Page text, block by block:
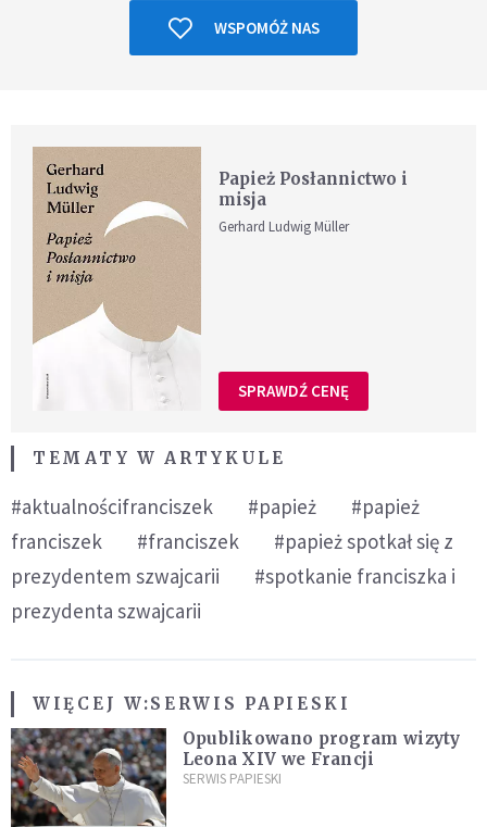
WSPOMÓŻ NAS
Papież Posłannictwo i
misja
Gerhard Ludwig Müller
SPRAWDŹ CENĘ
TEMATY W ARTYKULE
#aktualnościfranciszek #papież
#papież
franciszek
#franciszek
#papież spotkał się z
prezydentem szwajcarii
#spotkanie franciszka i
prezydenta szwajcarii
WIĘCEJ W:SERWIS PAPIESKI
Opublikowano program wizyty
Leona XIV we Francji
SERWIS PAPIESKI